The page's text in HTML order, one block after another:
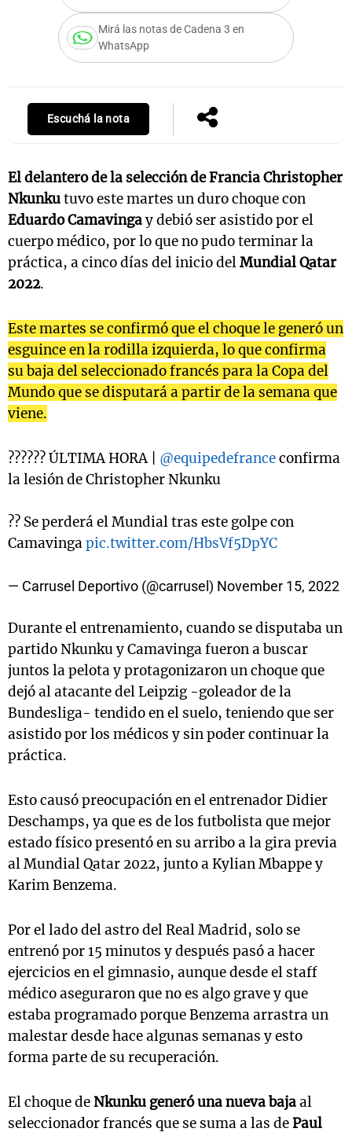
Mirá las notas de Cadena 3 en
WhatsApp
Escuchá la nota
El delantero de la selección de Francia Christopher
Nkunkutuvo este martes un duro choque con
Eduardo Camavingay debió ser asistido por el
cuerpo médico, por lo que no pudo terminar la
práctica, a cinco días del inicio delMundial Qatar
2022.
Este martes se confirmó que el choque le generó un
esguince en la rodilla izquierda, lo que confirma
su baja del seleccionado francés para la Copa del
Mundo que se disputará a partir de la semana que
viene.
?????? ÚLTIMA HORA | @equipedefranceconfirma
la lesión de Christopher Nkunku
?? Se perderá el Mundial tras este golpe con
Camavingapic.twitter.com/HbsVf5DpYC
— Carrusel Deportivo (@carrusel) November 15, 2022
Durante el entrenamiento, cuando se disputaba un
partido Nkunku y Camavinga fueron a buscar
juntos la pelota y protagonizaron un choque que
dejó al atacante del Leipzig -goleador de la
Bundesliga- tendido en el suelo, teniendo que ser
asistido por los médicos y sin poder continuar la
práctica.
Esto causó preocupación en el entrenador Didier
Deschamps, ya que es de los futbolista que mejor
estado físico presentó en su arribo a la gira previa
al Mundial Qatar 2022, junto a Kylian Mbappe y
Karim Benzema.
Por el lado del astro del Real Madrid, solo se
entrenó por 15 minutos y después pasó a hacer
ejercicios en el gimnasio, aunque desde el staff
médico aseguraron que no es algo grave y que
estaba programado porque Benzema arrastra un
malestar desde hace algunas semanas y esto
forma parte de su recuperación.
El choque deNkunku generó una nueva bajaal
seleccionador francés que se suma a las dePaul